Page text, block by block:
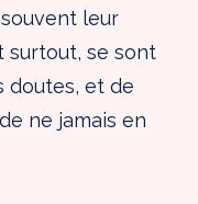
leur
surtout, se sont
doutes, et de
ne jamais en